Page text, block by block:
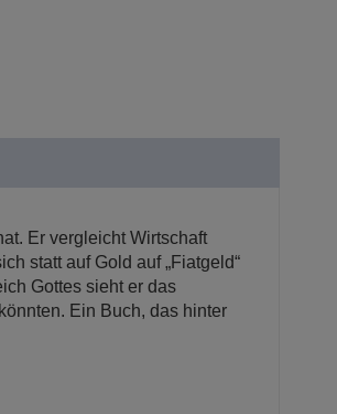
Er vergleicht Wirtschaft
statt auf Gold auf „Fiatgeld“
Gottes sieht er das
Ein Buch, das hinter